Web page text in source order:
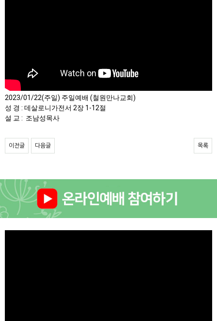
2023/01/22(주일) 주일예배 (철원만나교회)
성 경 : 데살로니가전서 2장 1-12절
설 교 :  조남성목사
이전글 다음글 목록